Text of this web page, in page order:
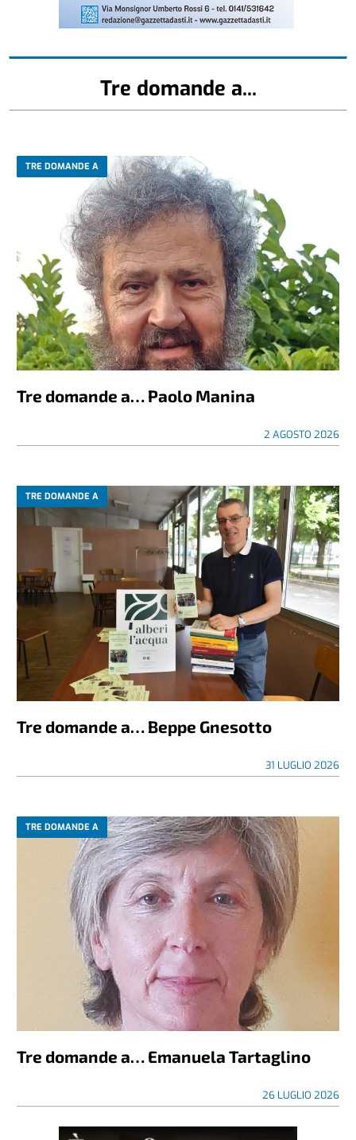
Tre domande a...
TRE DOMANDE A
Tre domande a… Paolo Manina
2 AGOSTO 2026
TRE DOMANDE A
Tre domande a… Beppe Gnesotto
31 LUGLIO 2026
TRE DOMANDE A
Tre domande a… Emanuela Tartaglino
26 LUGLIO 2026